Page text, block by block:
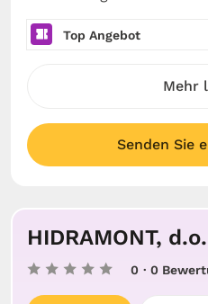
Top Angebot
Mehr
Senden Sie
HIDRAMONT,
0 · 0